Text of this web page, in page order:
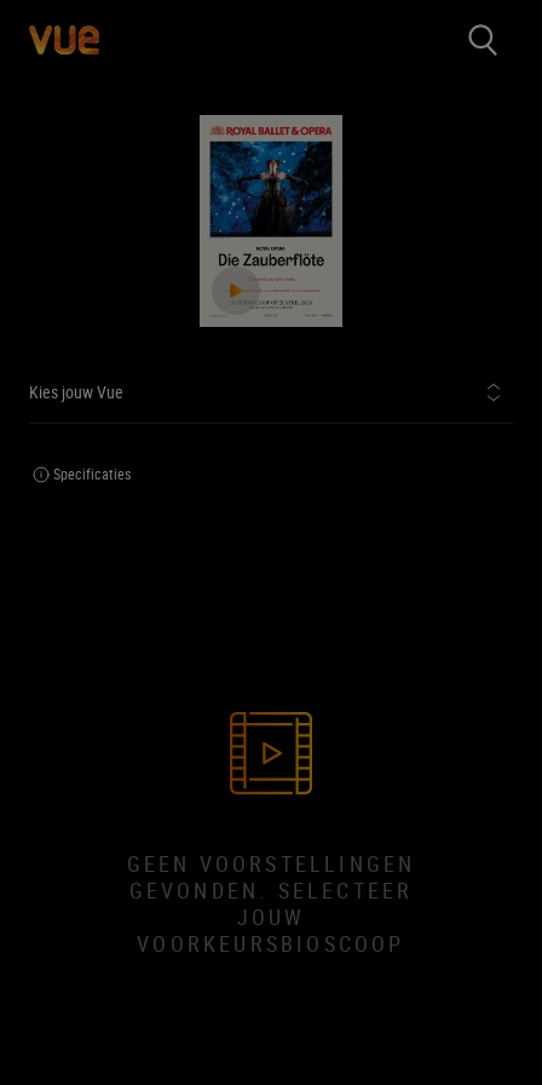
Kies jouw Vue
Specificaties
GEEN VOORSTELLINGEN
GEVONDEN. SELECTEER
JOUW
VOORKEURSBIOSCOOP